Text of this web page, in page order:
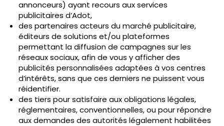
annonceurs) ayant recours aux services
publicitaires d’Adot,
des partenaires acteurs du marché publicitaire,
éditeurs de solutions et/ou plateformes
permettant la diffusion de campagnes sur les
réseaux sociaux, afin de vous y afficher des
publicités personnalisées adaptées à vos centres
d’intérêts, sans que ces derniers ne puissent vous
réidentifier.
des tiers pour satisfaire aux obligations légales,
réglementaires, conventionnelles, ou pour répondre
aux demandes des autorités légalement habilitées